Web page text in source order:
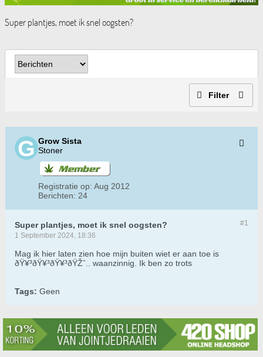
Super plantjes, moet ik snel oogsten?
Filter
Grow Sista
Stoner
Registratie op: Aug 2012
Berichten: 24
#1
Super plantjes, moet ik snel oogsten?
1 September 2024, 18:36
Mag ik hier laten zien hoe mijn buiten wiet er aan toe is
ðŸ¥³ðŸ¥³ðŸ¥³ðŸŽˆ.. waanzinnig. Ik ben zo trots
Tags: Geen